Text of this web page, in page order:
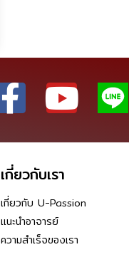
เกี่ยวกับเรา
เกี่ยวกับ U-Passion
แนะนำอาจารย์
ความสำเร็จของเรา